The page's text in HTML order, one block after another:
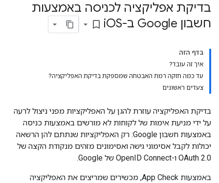
בדיקת אפליקציה לכניסה באמצעות
חשבון Google ב-i
OS
bookmark_border
בדף הזה
איך זה עובד?
עד כמה חזקה רמת האבטחה שמספקת בדיקת האפליקציה?
צעדים ראשונים
בדיקת האפליקציה עוזרת להגן על האפליקציות מפני ניצול לרעה
על ידי מניעת אימות של לקוחות לא מורשים באמצעות כניסה
באמצעות חשבון Google: רק האפליקציות שנתתם להן הרשאה
יכולות לקבל אסימוני גישה ואסימונים מזהים מנקודת הקצה של
OAuth 2.0 ו-OpenID Connect של Google.
באמצעות App Check, מכשירים שמריצים את האפליקציה